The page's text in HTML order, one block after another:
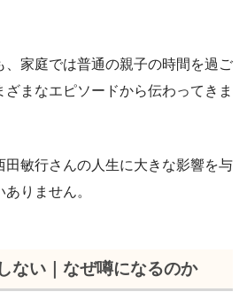
、家庭では普通の親子の時間を過ご
ざまなエピソードから伝わってきま
田敏行さんの人生に大きな影響を与
りません。
ない｜なぜ噂になるのか